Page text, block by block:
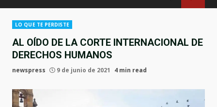
LO QUE TE PERDISTE
AL OÍDO DE LA CORTE INTERNACIONAL DE
DERECHOS HUMANOS
newspress 9 de junio de 2021 4 min read